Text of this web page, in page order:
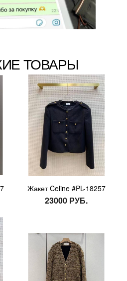
ТОВАРЫ
Жакет Celine #PL-18257
23000 РУБ.